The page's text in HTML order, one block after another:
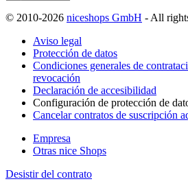
© 2010-2026 niceshops GmbH - All
Aviso legal
Protección de datos
Condiciones generales de
revocación
Declaración de accesibilidad
Configuración de protección de
Cancelar contratos de suscripción
Empresa
Otras nice Shops
Desistir del contrato